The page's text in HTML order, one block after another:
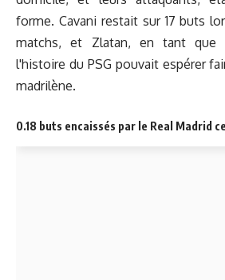
forme. Cavani restait sur 17 buts
matchs, et Zlatan, en tant que
l'histoire du PSG pouvait espérer
madrilène.
0.18 buts encaissés par le Real Madrid